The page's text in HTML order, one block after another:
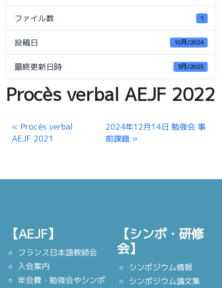
ファイル数 1
投稿日 10月/2024
最終更新日時 3月/2025
Procès verbal AEJF 2022
Procès verbal
AEJF 2021
2024年12月14日 勉強会 事
前課題
【AEJF】
フランス日本語教師会
入会案内
年会費・勉強会やシンポ
【シンポ・研修
会】
シンポジウム情報
シンポジウム論文集